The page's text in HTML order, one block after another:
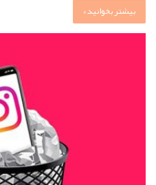
بیشتر بخوانید »